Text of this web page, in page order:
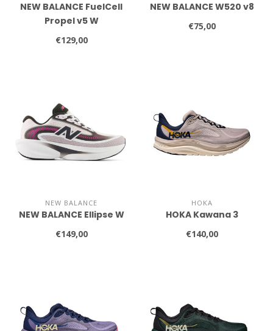
NEW BALANCE FuelCell
Propel v5 W
€129,00
NEW BALANCE W520 v8
€75,00
NEW BALANCE
NEW BALANCE Ellipse W
€149,00
HOKA
HOKA Kawana 3
€140,00